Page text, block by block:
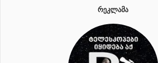
ᲠᲔᲙᲚᲐᲛᲐ